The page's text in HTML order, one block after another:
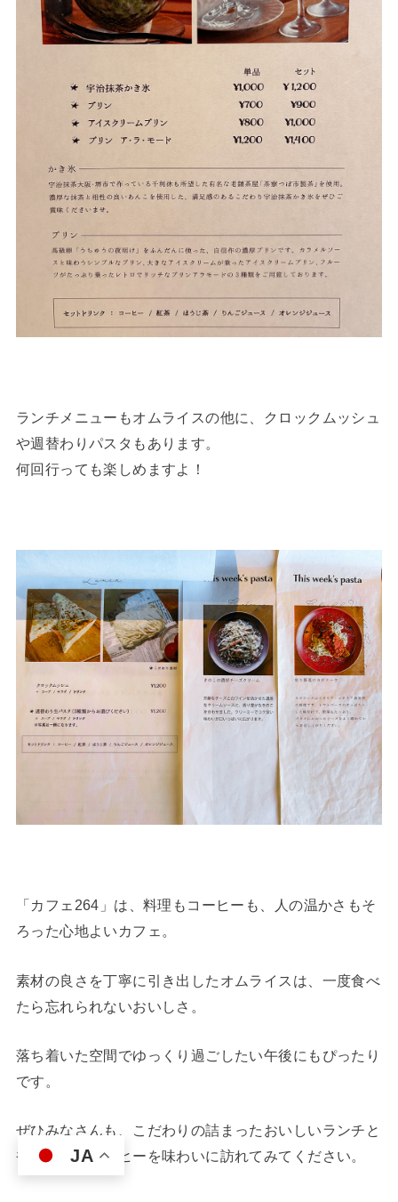
ランチメニューもオムライスの他に、クロックムッシュ
や週替わりパスタもあります。
何回行っても楽しめますよ！
「カフェ264」は、料理もコーヒーも、人の温かさもそ
ろった心地よいカフェ。
素材の良さを丁寧に引き出したオムライスは、一度食べ
たら忘れられないおいしさ。
落ち着いた空間でゆっくり過ごしたい午後にもぴったり
です。
ぜひみなさんも、こだわりの詰まったおいしいランチと
香り豊かなコーヒーを味わいに訪れてみてください。
JA